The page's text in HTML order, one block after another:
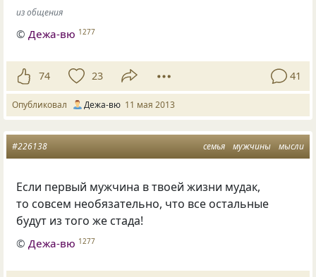
из общения
© Дежа-вю 1277
74 23 41
Опубликовал Дежа-вю 11 мая 2013
семья мужчины мысли
#226138
Если первый мужчина в твоей жизни мудак,
то совсем необязательно, что все остальные
будут из того же стада!
©Дежа-вю 1277